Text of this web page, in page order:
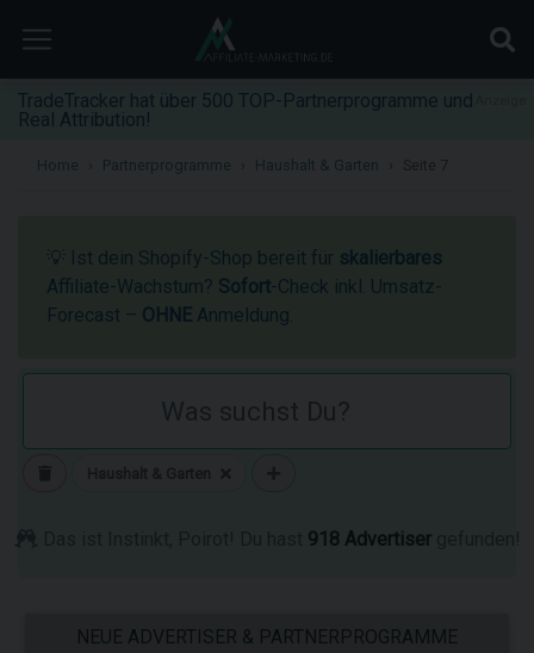
TradeTracker hat über 500 TOP-Partnerprogramme und
Real Attribution!
Home Partnerprogramme Haushalt & Garten
💡 Ist dein Shopify-Shop bereit für skalierbares
Affiliate-Wachstum? Sofort-Check inkl. Umsatz-
Forecast – OHNE Anmeldung.
Haushalt & Garten
918 Advertisergefunden!
NEUE ADVERTISER & PARTNERPROGRAMME